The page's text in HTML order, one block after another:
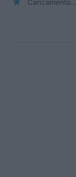
Caricamento...